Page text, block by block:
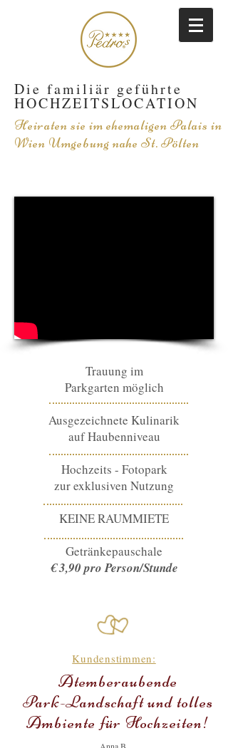
Die familiär geführte
HOCHZEITSLOCATION
Heiraten sie im ehemaligen Palais in
Wien Umgebung nahe St. Pölten
Trauung im
Parkgarten möglich
Ausgezeichnete Kulinarik
auf Haubenniveau
Hochzeits - Fotopark
zur exklusiven Nutzung
KEINE RAUMMIETE
Getränkepauschale
€ 3,90 pro Person/Stunde
Kundenstimmen:
Atemberaubende
Park-Landschaft und tolles
Ambiente für Hochzeiten!